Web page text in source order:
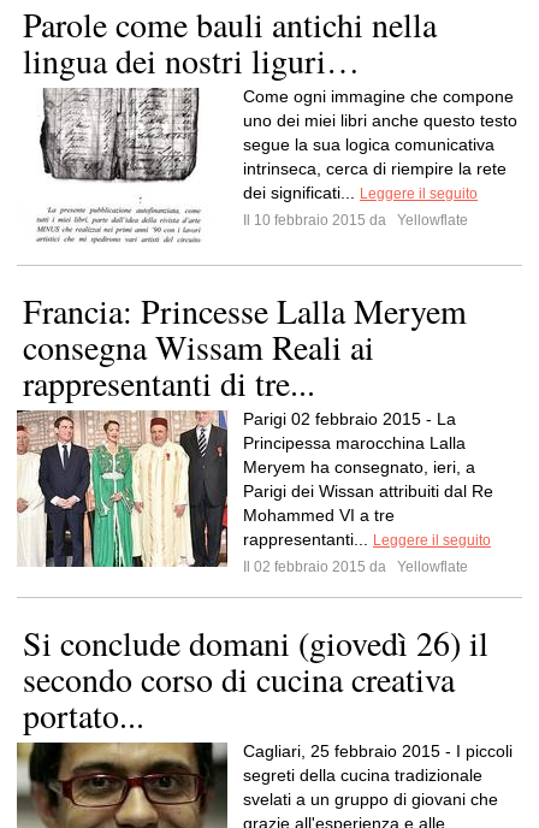
Parole come bauli antichi nella
lingua dei nostri liguri…
Come ogni immagine che compone
uno dei miei libri anche questo testo
segue la sua logica comunicativa
intrinseca, cerca di riempire la rete
dei significati...
Leggere il seguito
Il 10 febbraio 2015 da
Yellowflate
Francia: Princesse Lalla Meryem
consegna Wissam Reali ai
rappresentanti di tre...
Parigi 02 febbraio 2015 - La
Principessa marocchina Lalla
Meryem ha consegnato, ieri, a
Parigi dei Wissan attribuiti dal Re
Mohammed VI a tre
rappresentanti...
Leggere il seguito
Il 02 febbraio 2015 da
Yellowflate
Si conclude domani (giovedì 26) il
secondo corso di cucina creativa
portato...
Cagliari, 25 febbraio 2015 - I piccoli
segreti della cucina tradizionale
svelati a un gruppo di giovani che
grazie all'esperienza e alle